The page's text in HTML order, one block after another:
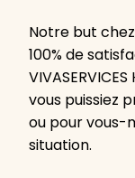
Notre but chez
100% de
vous puissiez
ou pour vous-
situation.